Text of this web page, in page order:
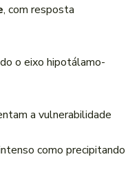
, com resposta
o eixo hipotálamo-
a vulnerabilidade
como precipitando